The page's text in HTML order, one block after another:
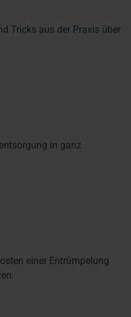
Tricks aus der Praxis über
in ganz
einer Entrümpelung